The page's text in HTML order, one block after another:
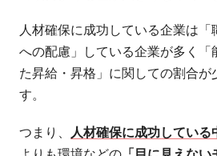
人材確保に成功している企業は
への配慮」している企業が多く「
た昇給・昇格」に関しての割合が
す。
つまり、 人材確保に成功している